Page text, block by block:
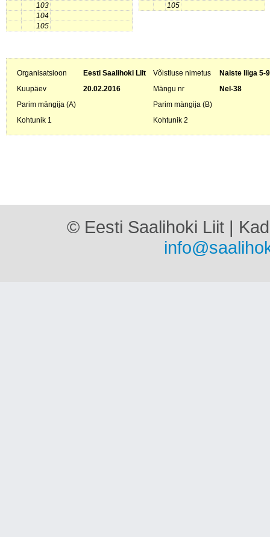
103
104
105
105
Organisatsioon Eesti Saalihoki Liit Võistluse nimetus
Naiste liiga 5-
Kuupäev
20.02.2016 Mängu nr
Nel-38
Parim mängija (A)
Parim mängija (B)
Kohtunik 1
Kohtunik 2
© Eesti Saalihoki Liit |